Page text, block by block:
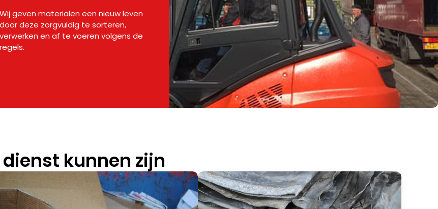
Wij geven materialen een nieuw leven
door deze zorgvuldig te sorteren,
verwerken en af te voeren volgens de
regels.
kunnen zijn